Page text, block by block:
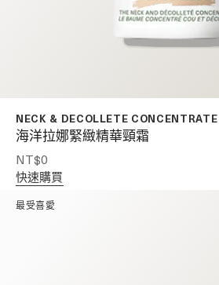
NECK & DECOLLETE CONCENTRATE
海洋拉娜緊緻精華頸霜
NT$0
快速購買
最受喜愛